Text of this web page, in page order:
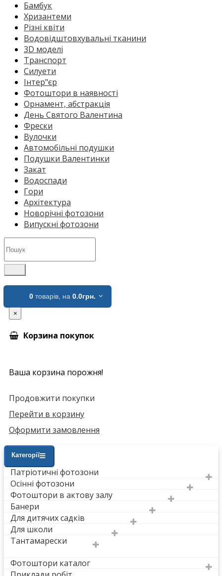
Бамбук
Хризантеми
Різні квіти
Водовідштовхувальні тканини
3D моделі
Транспорт
Силуети
Інтер"єр
Фотоштори в наявності
Орнамент, абстракція
День Святого Валентина
Фрески
Вулочки
Автомобільні подушки
Подушки Валентинки
Закат
Водоспади
Гори
Архітектура
Новорічні фотозони
Випускні фотозони
0 товарів, на 0.0грн.
×
Корзина покупок
Ваша корзина порожня!
Продовжити покупки
Перейти в корзину
Оформити замовлення
Категорії
Патріотичні фотозони
Осінні фотозони
Фотоштори в актову залу
Банери
Для дитячих садків
Для школи
Тантамарески
Фотоштори каталог